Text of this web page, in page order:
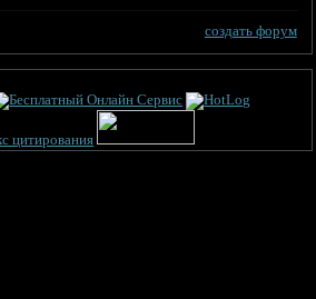
создать форум